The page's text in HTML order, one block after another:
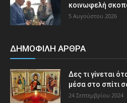
κοινωφελή
5 Αυγούστου 2026
ΔΗΜΟΦΙΛΗ ΑΡΘΡΑ
Δες τι γίνεται
μέσα στο σπίτι
24 Σεπτεμβρίου 2024